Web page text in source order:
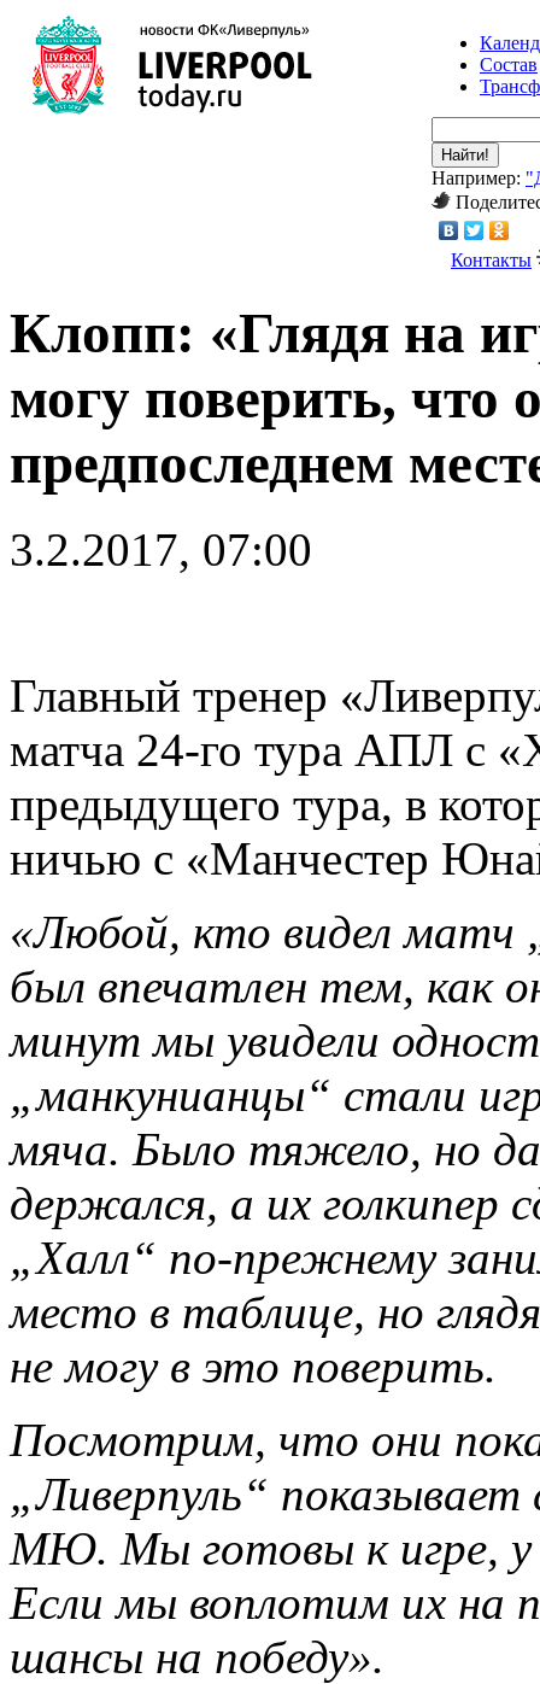
Состав
Найти!
Например:
Контакты
Клопп: «Глядя на
могу поверить, что
предпоследнем
3.2.2017, 07:00
Главный тренер
матча 24-го тура АПЛ с
предыдущего тура, в
ничью с «Манчестер
«Любой, кто видел
был впечатлен тем, как
минут мы увидели
„манкунианцы“ стали
мяча. Было тяжело, но
держался, а их голкипер
„Халл“ по-прежнему
место в таблице, но
не могу в это поверить.
Посмотрим, что они
„Ливерпуль“
МЮ. Мы готовы к игре, у
Если мы воплотим их на
шансы на победу».